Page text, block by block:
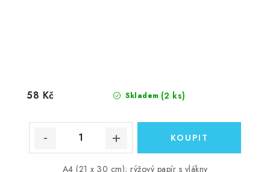
Skladem (2 ks)
58 Kč
A4 (21 x 30 cm); rýžový papír s vlákny